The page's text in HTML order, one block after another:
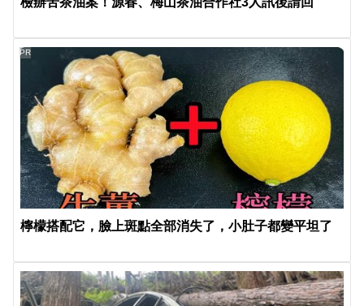
檸檬搭配它，臉上斑點全部消失了，小肚子都變平坦了
PR